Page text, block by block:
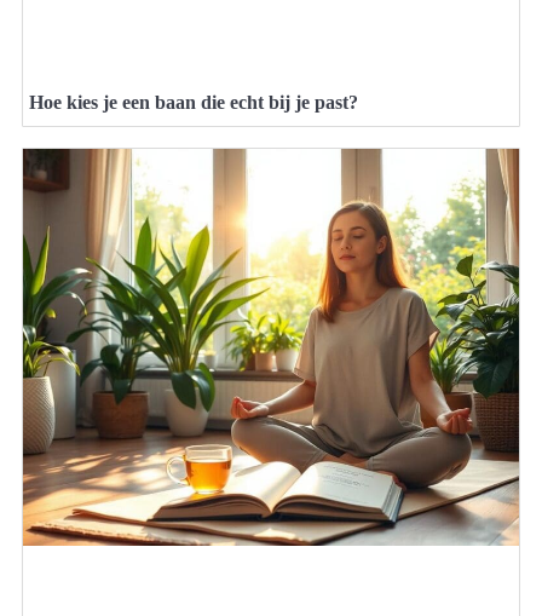
Hoe kies je een baan die echt bij je past?